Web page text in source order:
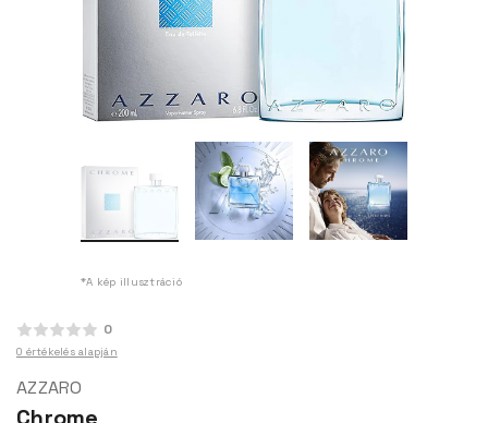
*A kép illusztráció
0
0 értékelés alapján
AZZARO